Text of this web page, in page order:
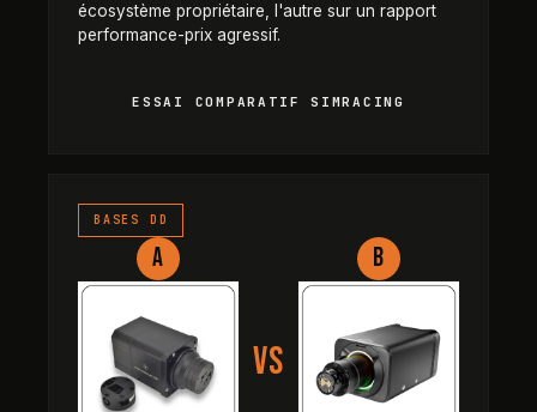
écosystème propriétaire, l'autre sur un rapport
performance-prix agressif.
ESSAI COMPARATIF SIMRACING
BASES DD
A
VS
B
VNM Direct Drive Élite (18 Nm)